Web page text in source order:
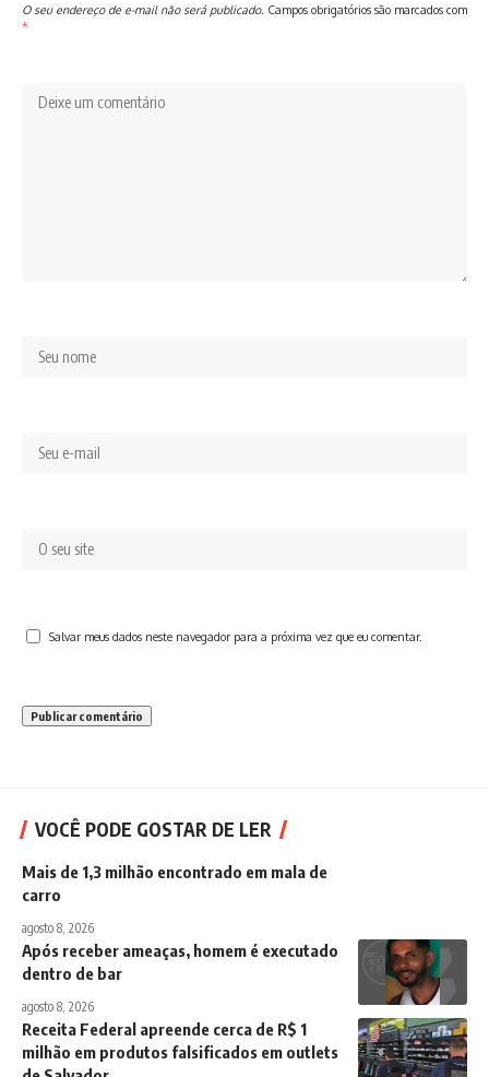
O seu endereço de e-mail não será publicado. Campos obrigatórios são marcados com
*
Salvar meus dados neste navegador para a próxima vez que eu comentar.
VOCÊ PODE GOSTAR DE LER
Mais de 1,3 milhão encontrado em mala de
carro
agosto 8, 2026
Após receber ameaças, homem é executado
dentro de bar
agosto 8, 2026
Receita Federal apreende cerca de R$ 1
milhão em produtos falsificados em outlets